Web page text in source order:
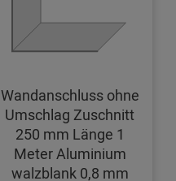
Wandanschluss ohne
Umschlag Zuschnitt
250 mm Länge 1
Meter Aluminium
walzblank 0,8 mm